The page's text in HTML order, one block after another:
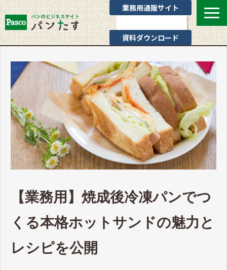
業務用通販サイト
資料ダウンロード
業態別提案
カテゴリ一覧
お役立ちブログ
Pascoのサポート
通販サイトのご案内
よくあるご質問
【業務用】焼成後冷凍パンでつ
くる本格ホットサンドの魅力と
レシピを公開